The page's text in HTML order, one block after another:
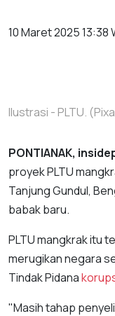
10 Maret 2025 13:38
Ilustrasi - PLTU.
PONTIANAK,
proyek PLTU
Tanjung Gundul,
babak baru.
PLTU mangkrak itu
merugikan negara
Tindak Pidana
"Masih tahap